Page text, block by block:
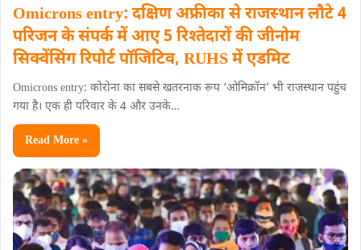
Omicrons entry: दक्षिण अफ्रीका से राजस्‍थान लौटे 4
परिजन के संपर्क में आए 5 रिश्तेदारों की जीनोम
सिक्वेंसिंग रिपोर्ट पॉजिटिव, RUHS में एडमिट
Omicrons entry: कोरोना का सबसे खतरनाक रूप ‘ओमिक्रॉन’ भी राजस्थान पहुंच
गया है। एक ही परिवार के 4 और उनके…
Read More »